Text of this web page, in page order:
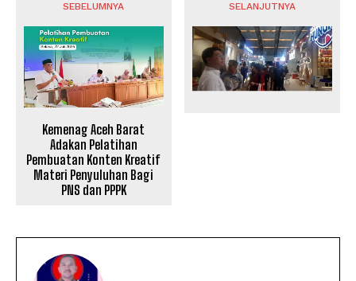
SEBELUMNYA
Kemenag Aceh Barat
Adakan Pelatihan
Pembuatan Konten Kreatif
Materi Penyuluhan Bagi
PNS dan PPPK
SELANJUTNYA